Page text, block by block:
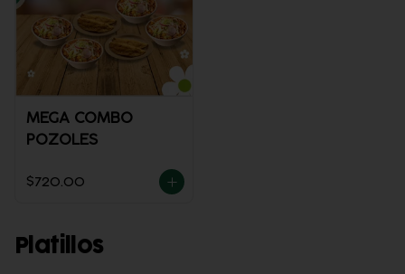
MEGA COMBO
POZOLES
$720.00
Platillos